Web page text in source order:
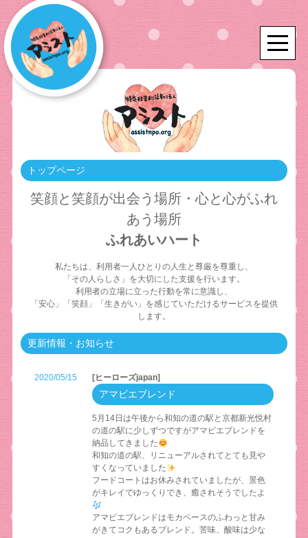
トップページ
笑顔と笑顔が出会う場所・心と心がふれ
あう場所
ふれあいハート
私たちは、利用者一人ひとりの人生と尊厳を尊重し、
「その人らしさ」を大切にした支援を行います。
利用者の立場に立った行動を常に意識し、
「安心」「笑顔」「生きがい」を感じていただけるサービスを提供
します。
更新情報・お知らせ
2020/05/15 [ヒーローズjapan]
アマビエブレンド
5月14日は午後から和知の道の駅と京都新光悦村
の道の駅に少しずつですがアマビエブレンドを
納品してきました
和知の道の駅、リニューアルされてとても見や
すくなっていました
フードコートはお休みされていましたが、景色
がキレイでゆっくりでき、癒されそうでしたよ
アマビエブレンドはモカベースのふわっと甘み
がきてコクもあるブレンド。苦味、酸味は少な